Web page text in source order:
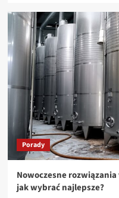
Porady
Nowoczesne
jak wybrać najlepsze?